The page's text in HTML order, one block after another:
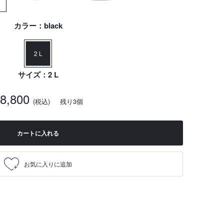
カラー：black
2 L
サイズ：2 L
(税込) 残り3個
カートに入れる